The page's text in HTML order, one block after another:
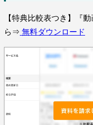
【特典比較表つき】『
ら⇒ 無料ダウンロード